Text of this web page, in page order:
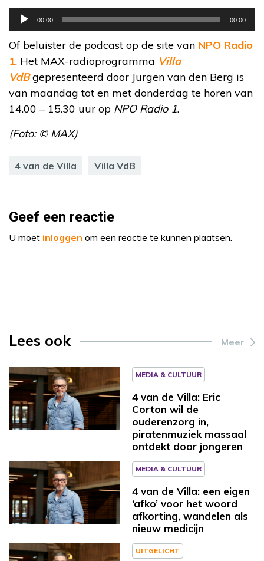
Audiospeler
00:00 00:00
Of beluister de podcast op de site van NPO Radio
1. Het MAX-radioprogramma Villa
VdBgepresenteerd door Jurgen van den Berg is
van maandag tot en met donderdag te horen van
14.00 – 15.30 uur op NPO Radio 1.
(Foto: © MAX)
4 van de Villa Villa VdB
Geef een reactie
U moet inloggen om een reactie te kunnen plaatsen.
Lees ook Meer
MEDIA & CULTUUR
4 van de Villa: Eric
Corton wil de
ouderenzorg in,
piratenmuziek massaal
ontdekt door jongeren
MEDIA & CULTUUR
4 van de Villa: een eigen
‘afko’ voor het woord
afkorting, wandelen als
nieuw medicijn
UITGELICHT